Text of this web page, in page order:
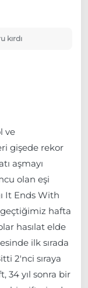
kırdı
ve
gişede rekor
aşmayı
olan eşi
It Ends With
geçtiğimiz hafta
hasılat elde
ilk sırada
2'nci sıraya
34 yıl sonra bir